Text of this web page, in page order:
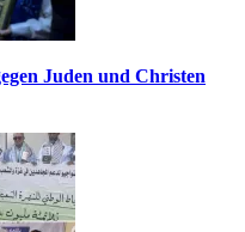
Juden und Christen